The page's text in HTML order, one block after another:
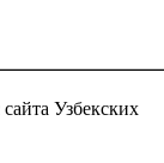
Узбекских